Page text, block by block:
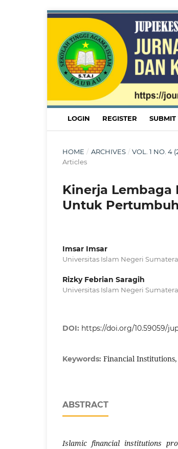
LOGIN REGISTER SUBMIT
HOME / ARCHIVES / VOL. 1 NO. 4
Articles
Kinerja Lembaga
Untuk
Imsar Imsar
Universitas Islam Negeri
Rizky Febrian Saragih
Universitas Islam Negeri
DOI: https://doi.org/10.59059/
Keywords: Financial
ABSTRACT
Islamic financial institutions